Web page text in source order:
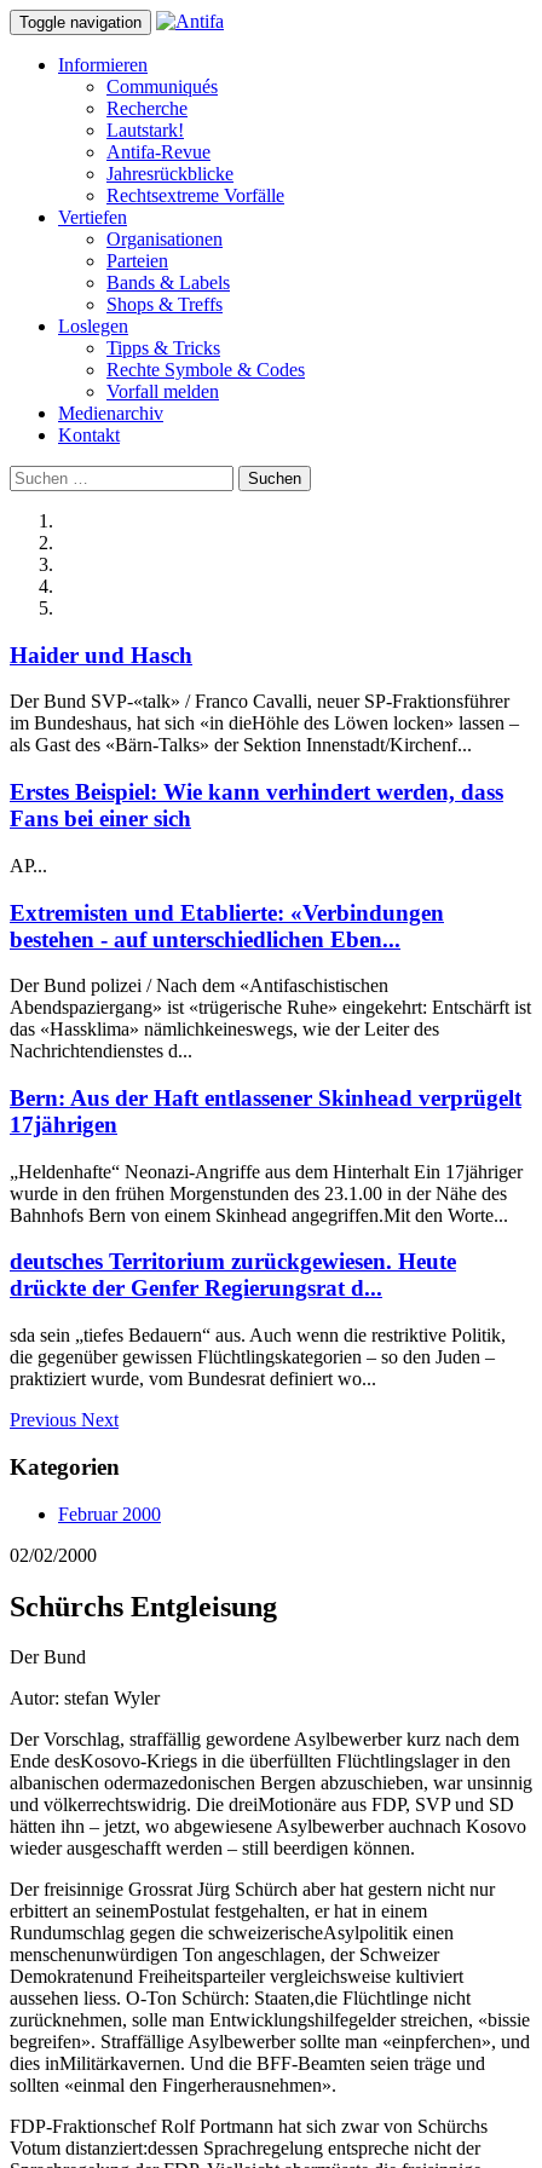
Toggle navigation
Informieren
Communiqués
Recherche
Lautstark!
Antifa-Revue
Jahresrückblicke
Rechtsextreme Vorfälle
Vertiefen
Organisationen
Parteien
Bands & Labels
Shops & Treffs
Loslegen
Tipps & Tricks
Rechte Symbole & Codes
Vorfall melden
Medienarchiv
Kontakt
Suchen
nach:
Haider und Hasch
Der Bund SVP-«talk» / Franco Cavalli, neuer SP-Fraktionsführer
im Bundeshaus, hat sich «in dieHöhle des Löwen locken» lassen –
als Gast des «Bärn-Talks» der Sektion Innenstadt/Kirchenf...
Erstes Beispiel: Wie kann verhindert werden, dass
Fans bei einer sich
AP...
Extremisten und Etablierte: «Verbindungen
bestehen - auf unterschiedlichen Eben...
Der Bund polizei / Nach dem «Antifaschistischen
Abendspaziergang» ist «trügerische Ruhe» eingekehrt: Entschärft ist
das «Hassklima» nämlichkeineswegs, wie der Leiter des
Nachrichtendienstes d...
Bern: Aus der Haft entlassener Skinhead verprügelt
17jährigen
„Heldenhafte“ Neonazi-Angriffe aus dem Hinterhalt Ein 17jähriger
wurde in den frühen Morgenstunden des 23.1.00 in der Nähe des
Bahnhofs Bern von einem Skinhead angegriffen.Mit den Worte...
deutsches Territorium zurückgewiesen. Heute
drückte der Genfer Regierungsrat d...
sda sein „tiefes Bedauern“ aus. Auch wenn die restriktive Politik,
die gegenüber gewissen Flüchtlingskategorien – so den Juden –
praktiziert wurde, vom Bundesrat definiert wo...
Previous Next
Kategorien
Februar 2000
02/02/2000
Schürchs Entgleisung
Der Bund
Autor: stefan Wyler
Der Vorschlag, straffällig gewordene Asylbewerber kurz nach dem
Ende desKosovo-Kriegs in die überfüllten Flüchtlingslager in den
albanischen odermazedonischen Bergen abzuschieben, war unsinnig
und völkerrechtswidrig. Die dreiMotionäre aus FDP, SVPund SD
hätten ihn – jetzt, wo abgewiesene Asylbewerber auchnach Kosovo
wieder ausgeschafft werden – still beerdigen können.
Der freisinnige Grossrat Jürg Schürch aber hat gestern nicht nur
erbittert an seinemPostulat festgehalten, er hat in einem
Rundumschlag gegen die schweizerischeAsylpolitik einen
menschenunwürdigen Ton angeschlagen, der Schweizer
Demokratenund Freiheitsparteiler vergleichsweise kultiviert
aussehen liess. O-Ton Schürch: Staaten,die Flüchtlinge nicht
zurücknehmen, solle man Entwicklungshilfegelder streichen, «bissie
begreifen». Straffällige Asylbewerber sollte man «einpferchen», und
dies inMilitärkavernen. Und die BFF-Beamten seien träge und
sollten «einmal den Fingerherausnehmen».
FDP-Fraktionschef Rolf Portmann hat sich zwar von Schürchs
Votum distanziert:dessen Sprachregelung entspreche nicht der